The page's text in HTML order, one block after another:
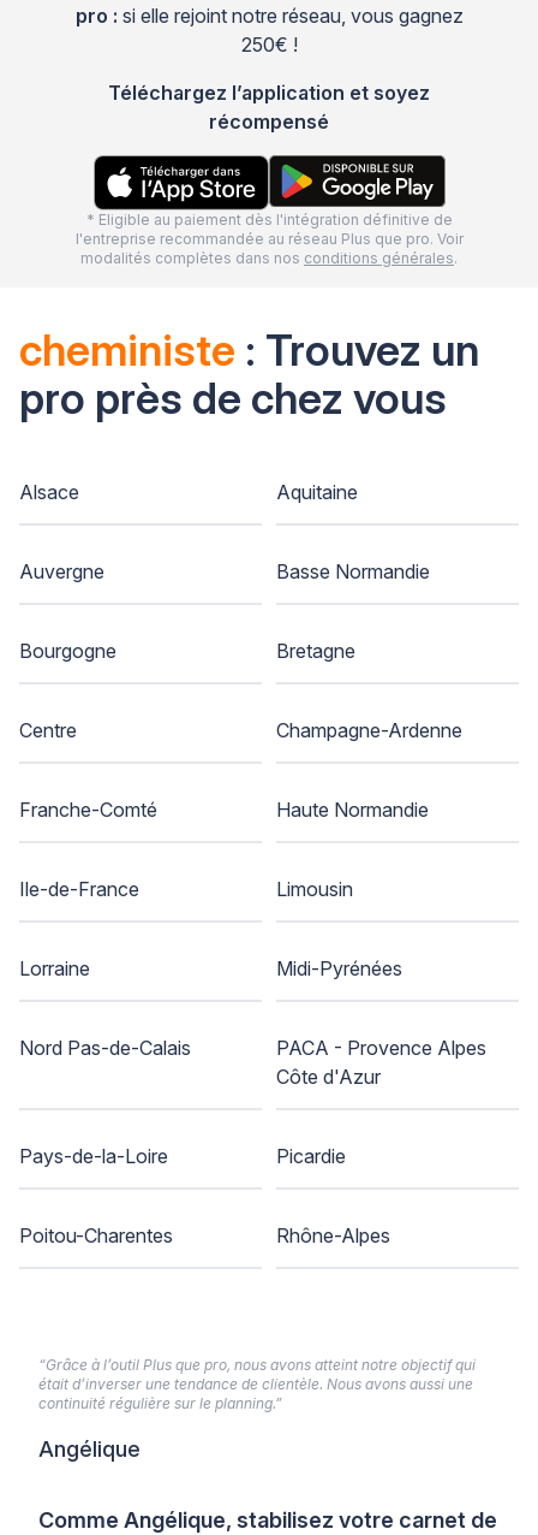
pro : si elle rejoint notre réseau, vous gagnez
250€ !
Téléchargez l’application et soyez
récompensé
* Eligible au paiement dès l'intégration définitive de
l'entreprise recommandée au réseau Plus que pro. Voir
modalités complètes dans nos conditions générales.
cheministe : Trouvez un
pro près de chez vous
Alsace Aquitaine
Auvergne Basse Normandie
Bourgogne Bretagne
Centre Champagne-Ardenne
Franche-Comté Haute Normandie
Ile-de-France Limousin
Lorraine Midi-Pyrénées
Nord Pas-de-Calais
PACA - Provence Alpes
Côte d'Azur
Pays-de-la-Loire Picardie
Poitou-Charentes Rhône-Alpes
Comme Angélique, stabilisez votre carnet de
“Grâce à l’outil Plus que pro, nous avons atteint notre objectif qui
était d’inverser une tendance de clientèle. Nous avons aussi une
continuité régulière sur le planning.”
Angélique